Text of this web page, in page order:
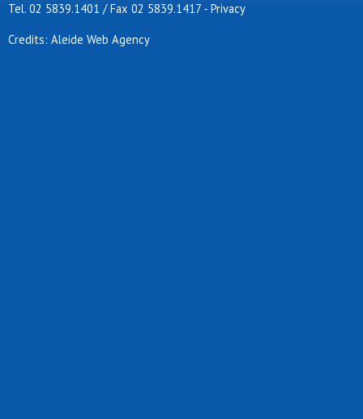
Tel. 02 5839.1401 / Fax 02 5839.1417 - Privacy
Credits: Aleide Web Agency